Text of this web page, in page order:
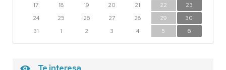
17
18 19 20 21 22
23
24
25 26 27 28 29
30
31
1 2 3 4 5 6